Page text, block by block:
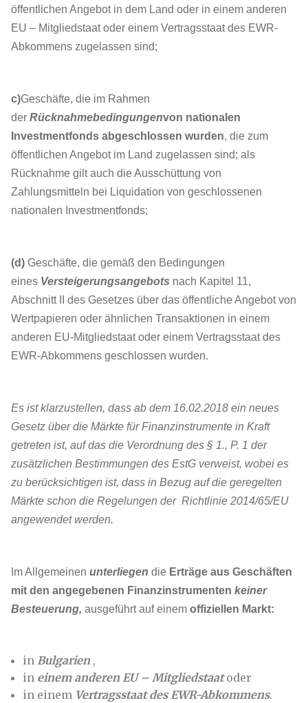
öffentlichen Angebot in dem Land oder in einem anderen
EU – Mitgliedstaat oder einem Vertragsstaat des EWR-
Abkommens zugelassen sind;
c)Geschäfte, die im Rahmen
der Rücknahmebedingungenvon nationalen
Investmentfonds abgeschlossen wurden, die zum
öffentlichen Angebot im Land zugelassen sind; als
Rücknahme gilt auch die Ausschüttung von
Zahlungsmitteln bei Liquidation von geschlossenen
nationalen Investmentfonds;
(d) Geschäfte, die gemäß den Bedingungen
eines Versteigerungsangebots nach Kapitel 11,
Abschnitt II des Gesetzes über das öffentliche Angebot von
Wertpapieren oder ähnlichen Transaktionen in einem
anderen EU-Mitgliedstaat oder einem Vertragsstaat des
EWR-Abkommens geschlossen wurden.
Es ist klarzustellen, dass ab dem 16.02.2018 ein neues
Gesetz über die Märkte für Finanzinstrumente in Kraft
getreten ist, auf das die Verordnung des § 1., P. 1 der
zusätzlichen Bestimmungen des EstG verweist, wobei es
zu berücksichtigen ist, dass in Bezug auf die geregelten
Märkte schon die Regelungen der Richtlinie 2014/65/EU
angewendet werden.
Im Allgemeinen unterliegen die Erträge aus Geschäften
mit den angegebenen Finanzinstrumenten keiner
Besteuerung, ausgeführt auf einem offiziellen Markt:
in Bulgarien,
in einem anderen EU – Mitgliedstaatoder
in einem Vertragsstaat des EWR-Abkommens.